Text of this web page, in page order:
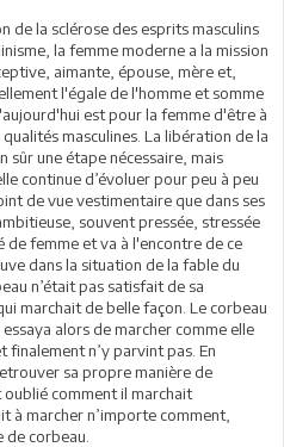
de la sclérose des esprits masculins
la femme moderne a la mission
aimante, épouse, mère et,
l'égale de l'homme et somme
est pour la femme d'être à
masculines. La libération de la
sûr une étape nécessaire, mais
continue d’évoluer pour peu à peu
de vue vestimentaire que dans ses
souvent pressée, stressée
de femme et va à l'encontre de ce
dans la situation de la fable du
n’était pas satisfait de sa
marchait de belle façon. Le corbeau
alors de marcher comme elle
finalement n’y parvint pas. En
sa propre manière de
oublié comment il marchait
à marcher n’importe comment,
corbeau.